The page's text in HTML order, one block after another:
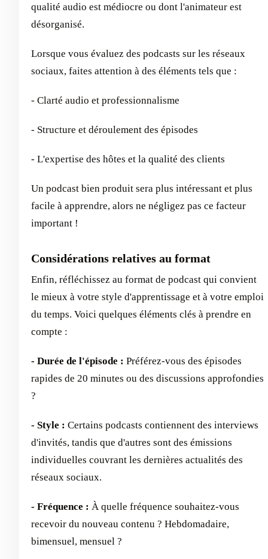
qualité audio est médiocre ou dont l'animateur est
désorganisé.
Lorsque vous évaluez des podcasts sur les réseaux
sociaux, faites attention à des éléments tels que :
- Clarté audio et professionnalisme
- Structure et déroulement des épisodes
- L'expertise des hôtes et la qualité des clients
Un podcast bien produit sera plus intéressant et plus
facile à apprendre, alors ne négligez pas ce facteur
important !
Considérations relatives au format
Enfin, réfléchissez au format de podcast qui convient
le mieux à votre style d'apprentissage et à votre emploi
du temps. Voici quelques éléments clés à prendre en
compte :
- Durée de l'épisode : Préférez-vous des épisodes
rapides de 20 minutes ou des discussions approfondies
?
- Style : Certains podcasts contiennent des interviews
d'invités, tandis que d'autres sont des émissions
individuelles couvrant les dernières actualités des
réseaux sociaux.
- Fréquence : À quelle fréquence souhaitez-vous
recevoir du nouveau contenu ? Hebdomadaire,
bimensuel, mensuel ?